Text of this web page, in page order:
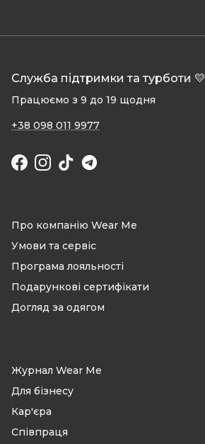
Служба підтримки та турботи 💛
Працюємо з 9 до 19 щодня
+38 098 011 9977
Facebook
Instagram
TikTok
Про компанію Wear Me
Умови та сервіс
Програма лояльності
Подарункові сертифікати
Догляд за одягом
Журнал Wear Me
Для бізнесу
Кар'єра
Співпраця